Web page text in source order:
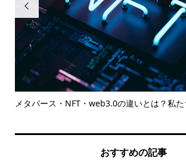

メタバース・NFT・web3.0の違いとは？私
おすすめの記事